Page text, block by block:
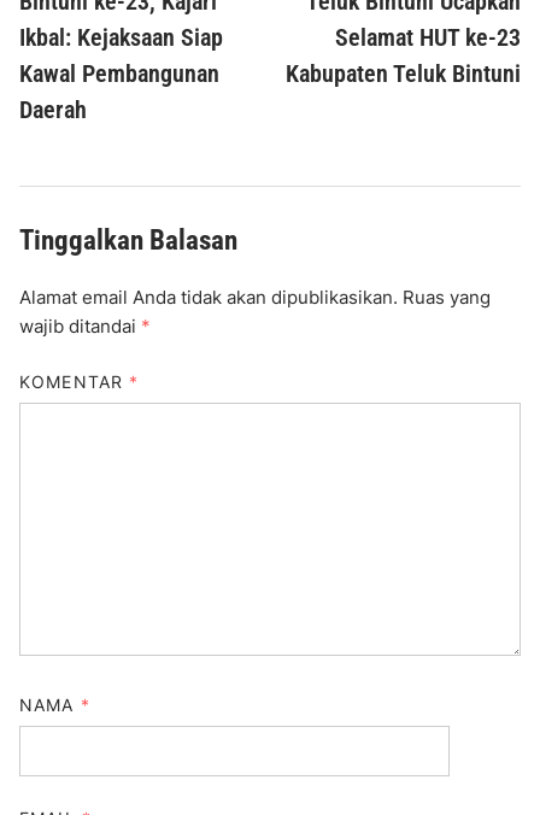
Ikbal: Kejaksaan Siap
Kawal Pembangunan
Daerah
Selamat HUT ke-23
Kabupaten Teluk Bintuni
Tinggalkan Balasan
Alamat email Anda tidak akan dipublikasikan. Ruas yang
wajib ditandai *
KOMENTAR *
NAMA *